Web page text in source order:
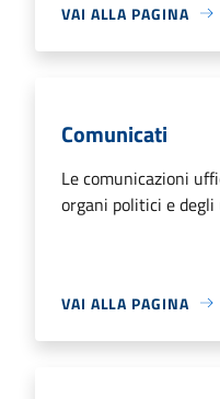
VAI ALLA PAGINA
Comunicati
Le comunicazioni
organi politici e
VAI ALLA PAGINA